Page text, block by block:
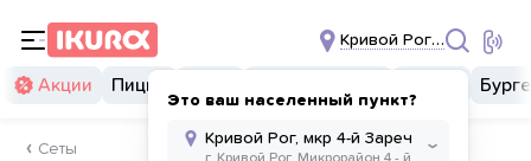
Кривой Рог, мкр 4-й
Это ваш населенный пункт?
Акции Пицца
Сеты